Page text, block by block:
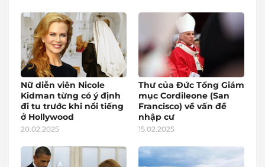
Nữ diễn viên Nicole
Kidman từng có ý định
đi tu trước khi nổi tiếng
ở Hollywood
20.02.2025
Thư của Đức Tổng Giám
mục Cordileone (San
Francisco) về vấn đề
nhập cư
15.02.2025